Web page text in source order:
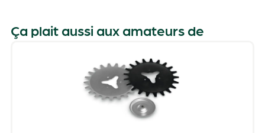
Ça plait aussi aux amateurs de